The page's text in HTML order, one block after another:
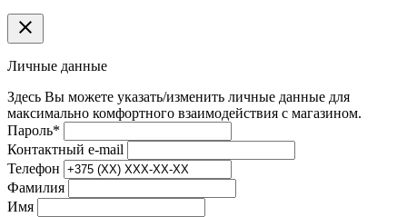
clear
Личные данные
Здесь Вы можете указать/изменить личные данные для
максимально комфортного взаимодействия с магазином.
Пароль*
Контактный e-mail
Телефон
Фамилия
Имя